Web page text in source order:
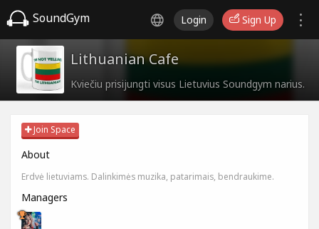
SoundGym Login Sign Up
Lithuanian Cafe
Kviečiu prisijungti visus Lietuvius Soundgym narius.
Join Space
About
Erdvė lietuviams. Dalinkimės muzika, patarimais, bendraukime.
Managers